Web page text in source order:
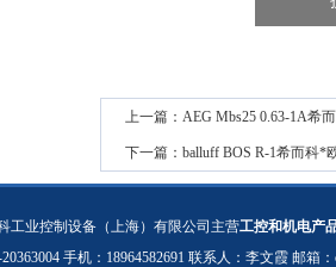
上一篇： AEG Mbs25 0.63-1A希
下一篇： balluff BOS R-1希而科*
工业控制设备（上海）有限公司主营工控和机电产
手机：18964582691 联系人：李文霞 邮箱：